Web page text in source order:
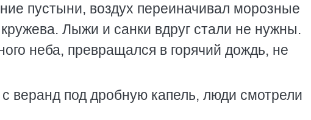
пустыни, воздух переиначивал морозные
Лыжи и санки вдруг стали не нужны.
неба, превращался в горячий дождь, не
веранд под дробную капель, люди смотрели